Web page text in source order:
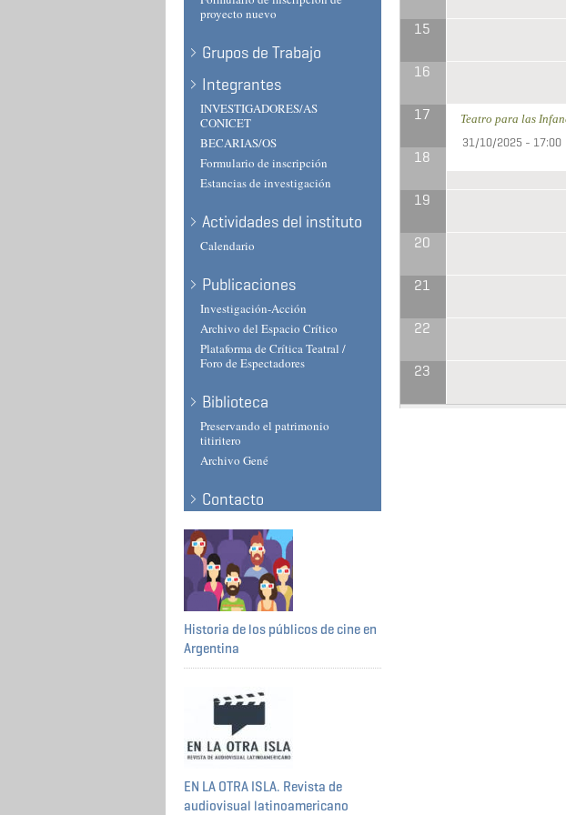
proyecto nuevo
Grupos de Trabajo
Integrantes
INVESTIGADORES/AS
CONICET
BECARIAS/OS
Formulario de inscripción
Estancias de investigación
Actividades del instituto
Calendario
Publicaciones
Investigación-Acción
Archivo del Espacio Crítico
Plataforma de Crítica Teatral /
Foro de Espectadores
Biblioteca
Preservando el patrimonio
titiritero
Archivo Gené
Contacto
Historia de los públicos de cine en
Argentina
EN LA OTRA ISLA. Revista de
audiovisual latinoamericano
15
16
17
18
19
20
21
22
23
Teatro para las
31/10/2025 - 17:00